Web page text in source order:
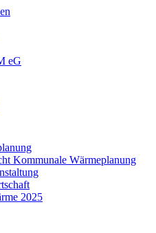
eG
Kommunale Wärmeplanung
2025